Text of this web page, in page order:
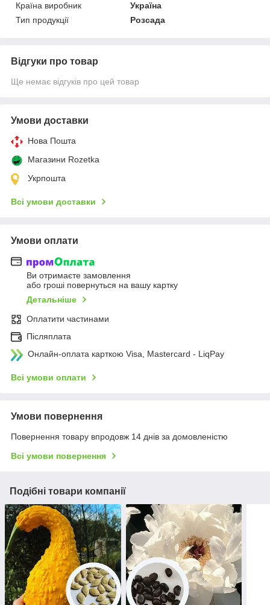
Країна виробник
Україна
Тип продукції
Розсада
Відгуки про товар
Ще немає відгуків про цей товар
Умови доставки
Нова Пошта
Магазини Rozetka
Укрпошта
Всі умови доставки
Умови оплати
Ви отримаєте замовлення
або гроші повернуться на вашу картку
Детальніше
Оплатити частинами
Післяплата
Онлайн-оплата карткою Visa, Mastercard - LiqPay
Всі умови оплати
Умови повернення
Повернення товару впродовж 14 днів за домовленістю
Всі умови повернення
Подібні товари компанії